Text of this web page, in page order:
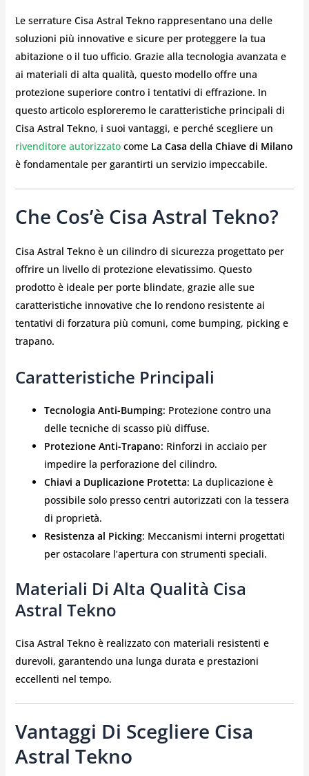
Le serrature Cisa Astral Tekno rappresentano una delle
soluzioni più innovative e sicure per proteggere la tua
abitazione o il tuo ufficio. Grazie alla tecnologia avanzata e
ai materiali di alta qualità, questo modello offre una
protezione superiore contro i tentativi di effrazione. In
questo articolo esploreremo le caratteristiche principali di
Cisa Astral Tekno, i suoi vantaggi, e perché scegliere un
rivenditore autorizzatocome La Casa della Chiave di Milano
è fondamentale per garantirti un servizio impeccabile.
Che Cos’è Cisa Astral Tekno?
Cisa Astral Tekno è un cilindro di sicurezza progettato per
offrire un livello di protezione elevatissimo. Questo
prodotto è ideale per porte blindate, grazie alle sue
caratteristiche innovative che lo rendono resistente ai
tentativi di forzatura più comuni, come bumping, picking e
trapano.
Caratteristiche Principali
Tecnologia Anti-Bumping: Protezione contro una
delle tecniche di scasso più diffuse.
Protezione Anti-Trapano: Rinforzi in acciaio per
impedire la perforazione del cilindro.
Chiavi a Duplicazione Protetta: La duplicazione è
possibile solo presso centri autorizzati con la tessera
di proprietà.
Resistenza al Picking: Meccanismi interni progettati
per ostacolare l’apertura con strumenti speciali.
Materiali Di Alta Qualità Cisa
Astral Tekno
Cisa Astral Tekno è realizzato con materiali resistenti e
durevoli, garantendo una lunga durata e prestazioni
eccellenti nel tempo.
Vantaggi Di Scegliere Cisa
Astral Tekno